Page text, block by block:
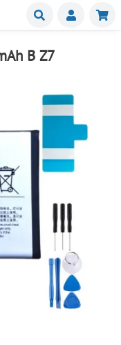
Buscar
B Z7